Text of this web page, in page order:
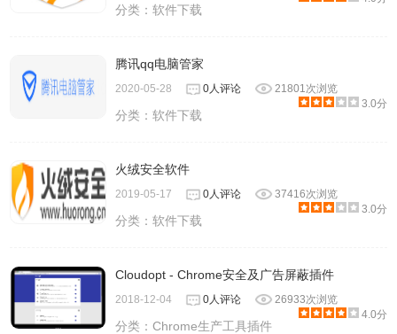
分类：软件下载
腾讯qq电脑管家
2020-05-28 0人评论
21801次浏览
3.0分
分类：软件下载
火绒安全软件
2019-05-17 0人评论
37416次浏览
3.0分
分类：软件下载
Cloudopt - Chrome安全及广告屏蔽插件
2018-12-04 0人评论
26933次浏览
4.0分
分类：Chrome生产工具插件